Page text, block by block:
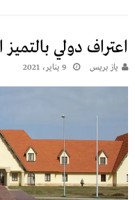
اعتراف دولي
يـاز بريـس 9 يناير، 2021